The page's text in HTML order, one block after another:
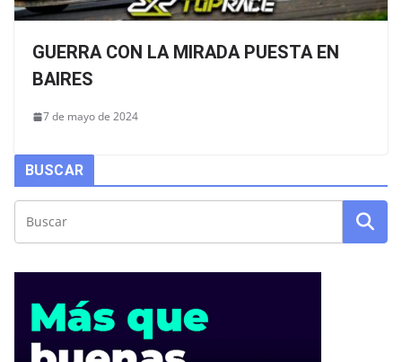
GUERRA CON LA MIRADA PUESTA EN
BAIRES
7 de mayo de 2024
BUSCAR